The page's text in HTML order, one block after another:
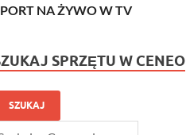
NA ŻYWO W TV
SPRZĘTU W CENEO
SZUKAJ